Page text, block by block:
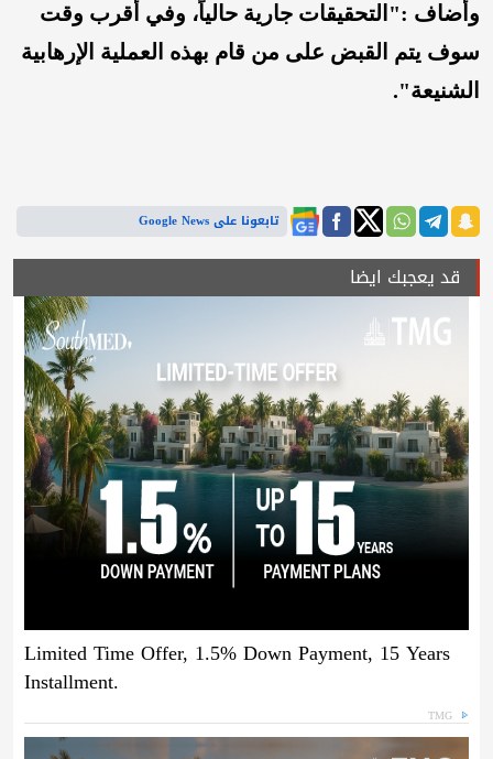
وأضاف :"التحقيقات جارية حالياً، وفي أقرب وقت
سوف يتم القبض على من قام بهذه العملية الإرهابية
الشنيعة".
تابعونا على Google News
قد يعجبك ايضا
Limited Time Offer, 1.5% Down Payment, 15 Years
Installment.
TMG